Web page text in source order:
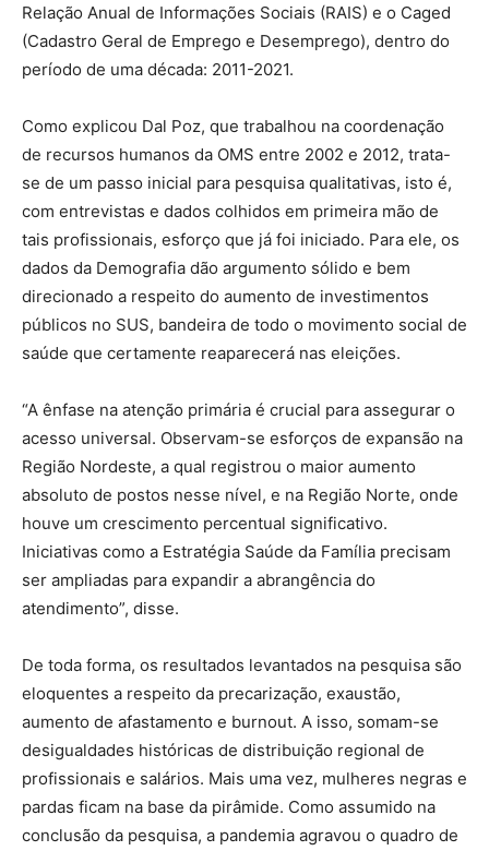
Relação Anual de Informações Sociais (RAIS) e o Caged
(Cadastro Geral de Emprego e Desemprego), dentro do
período de uma década: 2011-2021.
Como explicou Dal Poz, que trabalhou na coordenação
de recursos humanos da OMS entre 2002 e 2012, trata-
se de um passo inicial para pesquisa qualitativas, isto é,
com entrevistas e dados colhidos em primeira mão de
tais profissionais, esforço que já foi iniciado. Para ele, os
dados da Demografia dão argumento sólido e bem
direcionado a respeito do aumento de investimentos
públicos no SUS, bandeira de todo o movimento social de
saúde que certamente reaparecerá nas eleições.
“A ênfase na atenção primária é crucial para assegurar o
acesso universal. Observam-se esforços de expansão na
Região Nordeste, a qual registrou o maior aumento
absoluto de postos nesse nível, e na Região Norte, onde
houve um crescimento percentual significativo.
Iniciativas como a Estratégia Saúde da Família precisam
ser ampliadas para expandir a abrangência do
atendimento”, disse.
De toda forma, os resultados levantados na pesquisa são
eloquentes a respeito da precarização, exaustão,
aumento de afastamento e burnout. A isso, somam-se
desigualdades históricas de distribuição regional de
profissionais e salários. Mais uma vez, mulheres negras e
pardas ficam na base da pirâmide. Como assumido na
conclusão da pesquisa, a pandemia agravou o quadro de